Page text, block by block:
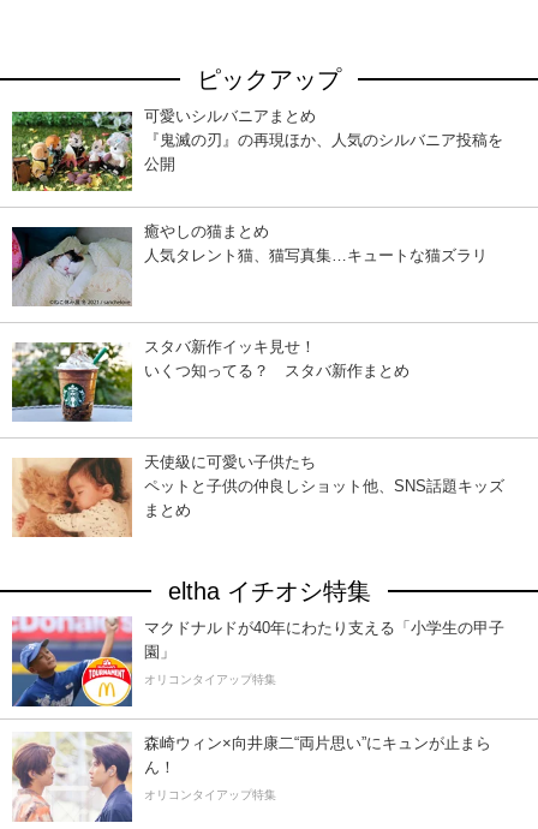
ピックアップ
可愛いシルバニアまとめ
『鬼滅の刃』の再現ほか、人気のシルバニア投稿を
公開
癒やしの猫まとめ
人気タレント猫、猫写真集…キュートな猫ズラリ
スタバ新作イッキ見せ！
いくつ知ってる？ スタバ新作まとめ
天使級に可愛い子供たち
ペットと子供の仲良しショット他、SNS話題キッズ
まとめ
eltha イチオシ特集
マクドナルドが40年にわたり支える「小学生の甲子
園」
オリコンタイアップ特集
森崎ウィン×向井康二“両片思い”にキュンが止まら
ん！
オリコンタイアップ特集